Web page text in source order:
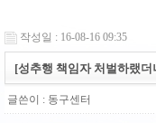
작성일 : 16-08-16 09:35
[성추행 책임자 처벌하랬
글쓴이 : 동구센터